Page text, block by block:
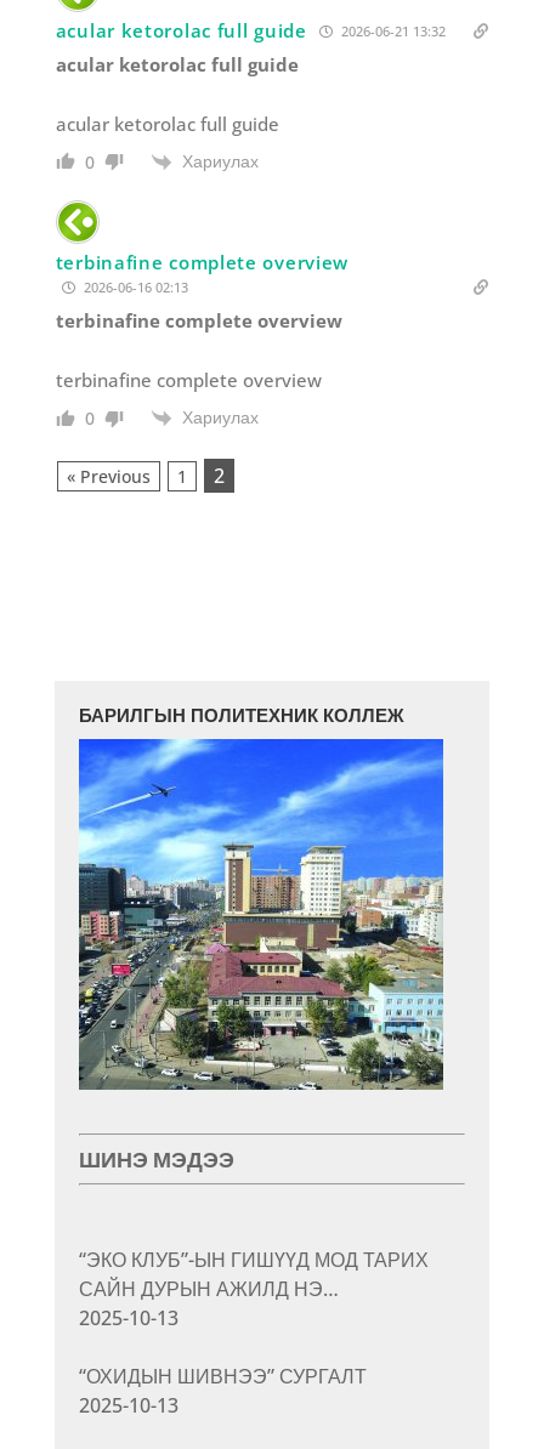
acular ketorolac full guide 2026-06-21 13:32
acular ketorolac full guide
acular ketorolac full guide
0 Хариулах
terbinafine complete overview
2026-06-16 02:13
terbinafine complete overview
terbinafine complete overview
0 Хариулах
« Previous 1 2
БАРИЛГЫН ПОЛИТЕХНИК КОЛЛЕЖ
ШИНЭ МЭДЭЭ
“ЭКО КЛУБ”-ЫН ГИШҮҮД МОД ТАРИХ
САЙН ДУРЫН АЖИЛД НЭ…
2025-10-13
“ОХИДЫН ШИВНЭЭ” СУРГАЛТ
2025-10-13